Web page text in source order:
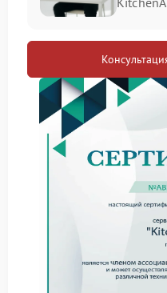
разным причинам:
снизилось давление
не работает элемент
нарушена
Если вместо
струя или выходит
деталей и
возможность точно
Какие
неисправность